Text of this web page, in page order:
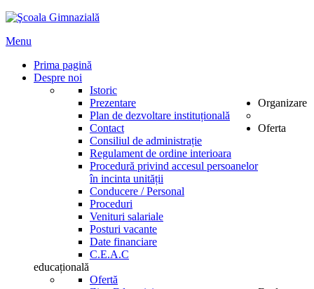
Menu
Prima pagină
Despre noi
Istoric
Prezentare
Plan de dezvoltare instituțională
Contact
Organizare
Consiliul de administrație
Regulament de ordine interioara
Procedură privind accesul persoanelor
în incinta unității
Conducere / Personal
Proceduri
Venituri salariale
Posturi vacante
Date financiare
C.E.A.C
Oferta
educațională
Ofertă